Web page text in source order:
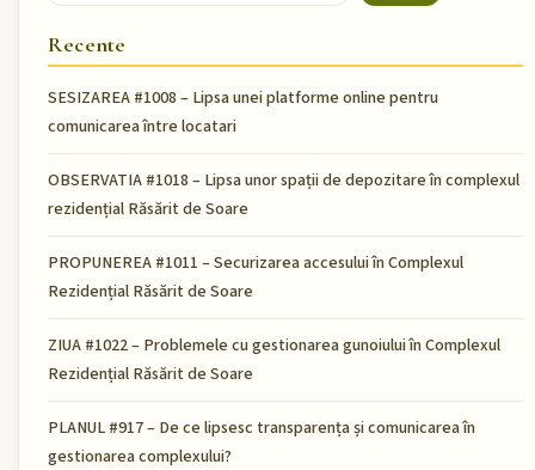
Recente
SESIZAREA #1008 – Lipsa unei platforme online pentru
comunicarea între locatari
OBSERVATIA #1018 – Lipsa unor spații de depozitare în complexul
rezidențial Răsărit de Soare
PROPUNEREA #1011 – Securizarea accesului în Complexul
Rezidențial Răsărit de Soare
ZIUA #1022 – Problemele cu gestionarea gunoiului în Complexul
Rezidențial Răsărit de Soare
PLANUL #917 – De ce lipsesc transparența și comunicarea în
gestionarea complexului?